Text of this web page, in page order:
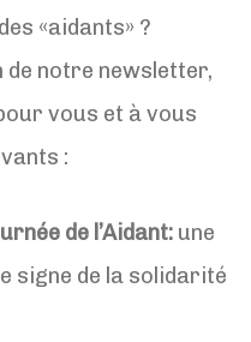
«aidants» ?
de notre newsletter,
vous et à vous
:
de l’Aidant: une
signe de la solidarité